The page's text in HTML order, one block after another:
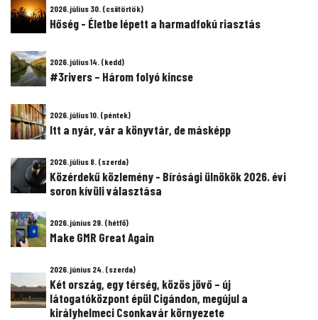
2026. július 30. (csütörtök)
Hőség - Életbe lépett a harmadfokú riasztás
2026. július 14. (kedd)
#3rivers – Három folyó kincse
2026. július 10. (péntek)
Itt a nyár, vár a könyvtár, de másképp
2026. július 8. (szerda)
Közérdekű közlemény - Bírósági ülnökök 2026. évi
soron kívüli választása
2026. június 29. (hétfő)
Make GMR Great Again
2026. június 24. (szerda)
Két ország, egy térség, közös jövő – új
látogatóközpont épül Cigándon, megújul a
királyhelmeci Csonkavár környezete